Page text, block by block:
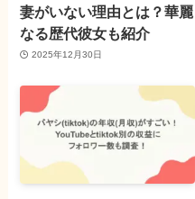
妻がいない理由とは？華麗
なる歴代彼女も紹介
2025年12月30日